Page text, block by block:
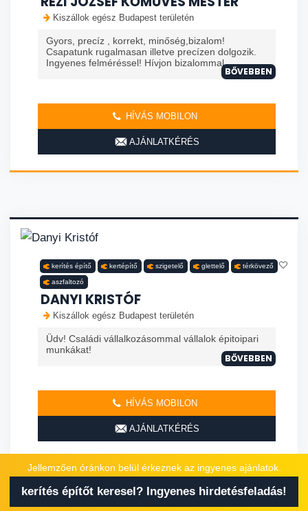
Kiszállok egész Budapest területén
Gyors, precíz , korrekt, minőség,bizalom!
Csapatunk rugalmasan illetve precízen dolgozik.
Ingyenes felméréssel! Hívjon bizalommal.
BŐVEBBEN
HÍVÁS MOBILON
AJÁNLATKÉRÉS
kerítés építő kertépítő szigetelő glettelő térkövező
aszfaltozó
DANYI KRISTÓF
Kiszállok egész Budapest területén
Üdv! Családi vállalkozásommal vállalok épitoipari
munkákat!
BŐVEBBEN
HÍVÁS MOBILON
AJÁNLATKÉRÉS
Jellemzően óránkon belül érkeznek az ingyenes ajánlatok.
kerítés építőt keresel? Ingyenes hirdetésfeladás!